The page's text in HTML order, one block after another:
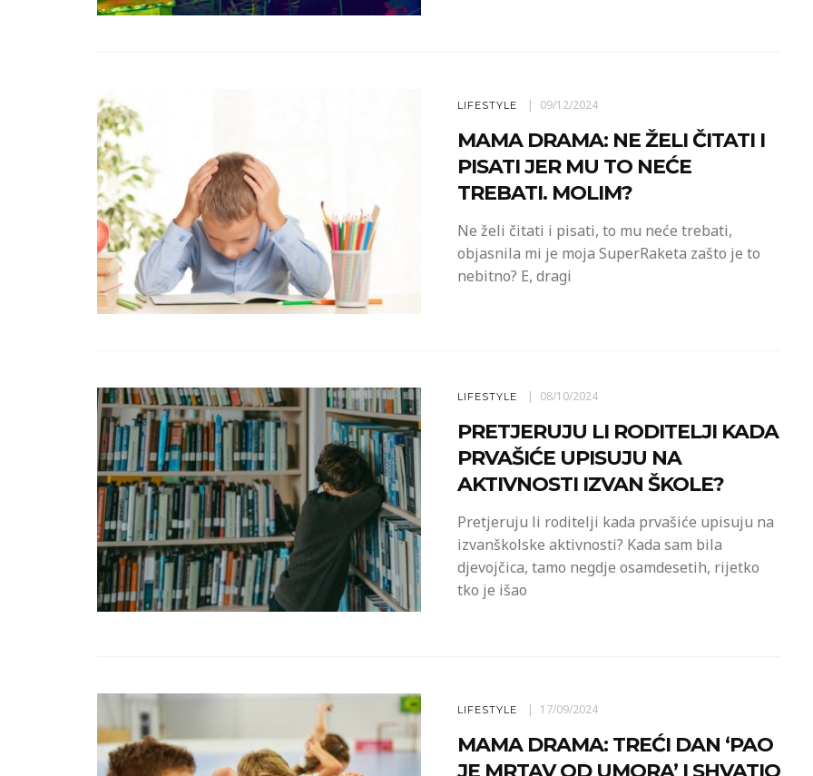
LIFESTYLE 09/12/2024
MAMA DRAMA: NE ŽELI ČITATI I
PISATI JER MU TO NEĆE
TREBATI. MOLIM?
Ne želi čitati i pisati, to mu neće trebati,
objasnila mi je moja SuperRaketa zašto je to
nebitno? E, dragi
LIFESTYLE 08/10/2024
PRETJERUJU LI RODITELJI KADA
PRVAŠIĆE UPISUJU NA
AKTIVNOSTI IZVAN ŠKOLE?
Pretjeruju li roditelji kada prvašiće upisuju na
izvanškolske aktivnosti? Kada sam bila
djevojčica, tamo negdje osamdesetih, rijetko
tko je išao
LIFESTYLE 17/09/2024
MAMA DRAMA: TREĆI DAN ‘PAO
JE MRTAV OD UMORA’ I SHVATIO